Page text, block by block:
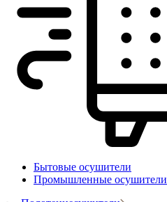
Бытовые осушители
Промышленные осушители